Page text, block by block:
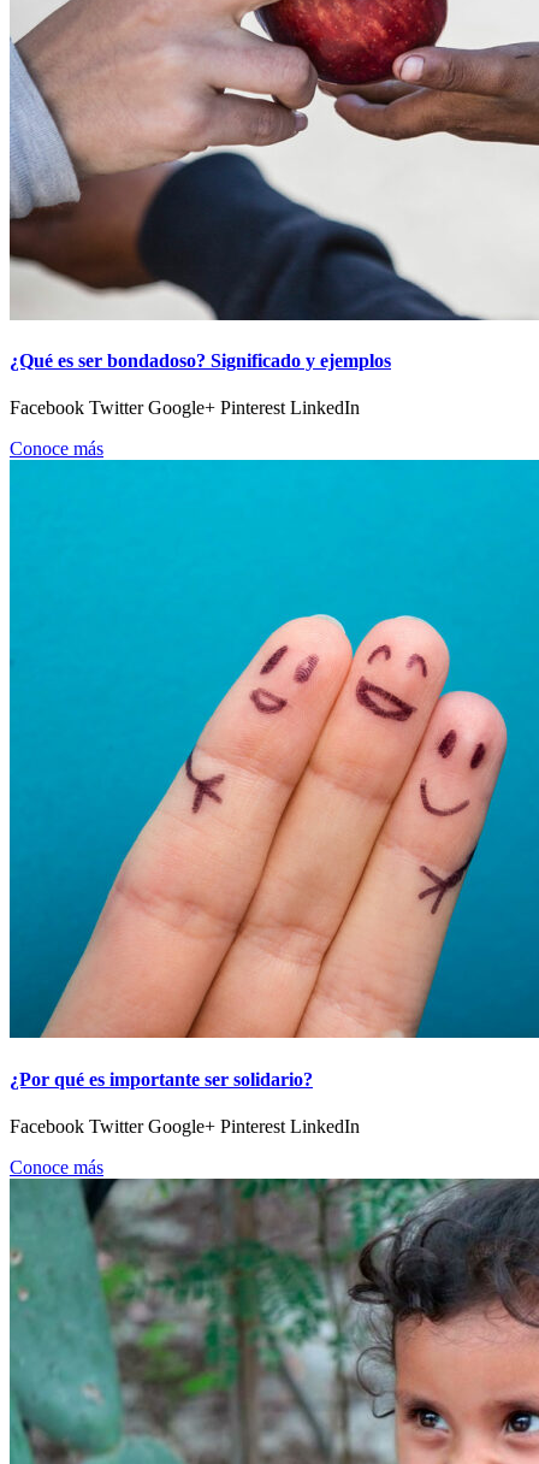
¿Qué es ser bondadoso? Significado y ejemplos
Facebook Twitter Google+ Pinterest LinkedIn
Conoce más
¿Por qué es importante ser solidario?
Facebook Twitter Google+ Pinterest LinkedIn
Conoce más